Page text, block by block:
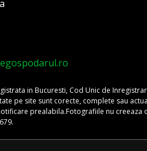
in Bucuresti, Cod Unic de
pe site sunt corecte, complete sau
prealabila.Fotografiile nu